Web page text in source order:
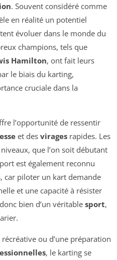
. Souvent considéré comme
en réalité un potentiel
évoluer dans le monde du
champions, tels que
Hamilton, ont fait leurs
le biais du karting,
cruciale dans la
l’opportunité de ressentir
et des virages rapides. Les
que l’on soit débutant
est également reconnu
car piloter un kart demande
et une capacité à résister
bien d’un véritable sport,
récréative ou d’une préparation
, le karting se